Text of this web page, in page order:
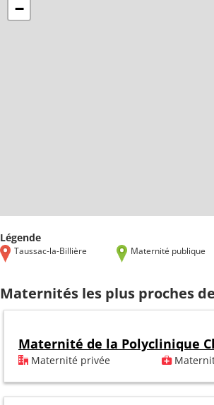
−
Légende
Taussac-la-Billière Maternité publique
Maternités les plus proches
Maternité de la Polyclinique
Maternité privée